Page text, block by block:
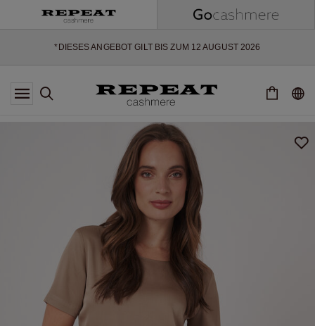
*DIESES ANGEBOT GILT BIS ZUM 12 AUGUST 2026
*GILT NICHT FÜR LIMITED EDITION
*AUSNAHMEN SIND MÖGLICH
WEICHE NEUE STYLES & FRISCHE FARBEN FÜR DIE KOMMENDE
SAISON
EXTRA 10% OFF SALE